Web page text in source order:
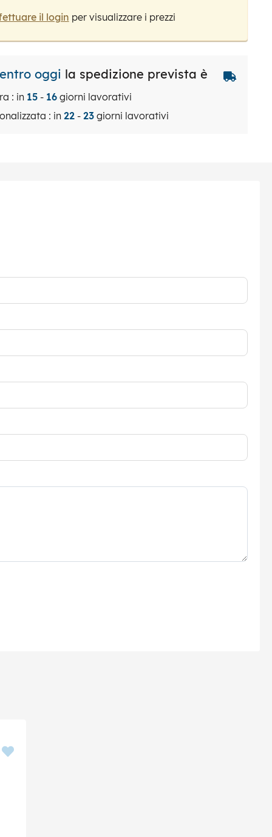
il login per visualizzare i prezzi
oggi la spedizione prevista è
: in 15- 16giorni lavorativi
: in 22- 23giorni lavorativi